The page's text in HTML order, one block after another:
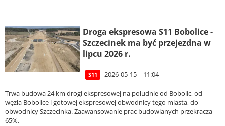
Droga ekspresowa S11 Bobolice -
Szczecinek ma być przejezdna w
lipcu 2026 r.
S11 2026-05-15 | 11:04
Trwa budowa 24 km drogi ekspresowej na południe od Bobolic, od
węzła Bobolice i gotowej ekspresowej obwodnicy tego miasta, do
obwodnicy Szczecinka. Zaawansowanie prac budowlanych przekracza
65%.